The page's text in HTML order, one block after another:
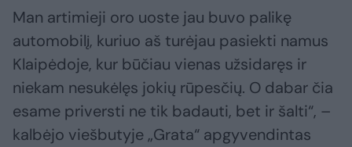
Man artimieji oro uoste jau buvo palikę
automobilį, kuriuo aš turėjau pasiekti namus
Klaipėdoje, kur būčiau vienas užsidaręs ir
niekam nesukėlęs jokių rūpesčių. O dabar čia
esame priversti ne tik badauti, bet ir šalti“, –
kalbėjo viešbutyje „Grata“ apgyvendintas